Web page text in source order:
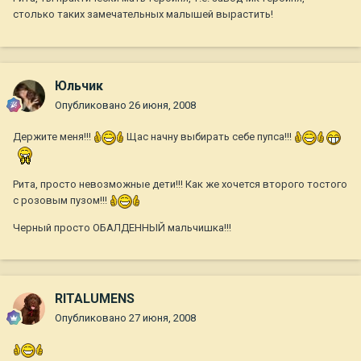
столько таких замечательных малышей вырастить!
Юльчик
Опубликовано 26 июня, 2008
Держите меня!!! Щас начну выбирать себе пупса!!!
Рита, просто невозможные дети!!! Как же хочется второго тостого
с розовым пузом!!!
Черный просто ОБАЛДЕННЫЙ мальчишка!!!
RITALUMENS
Опубликовано 27 июня, 2008